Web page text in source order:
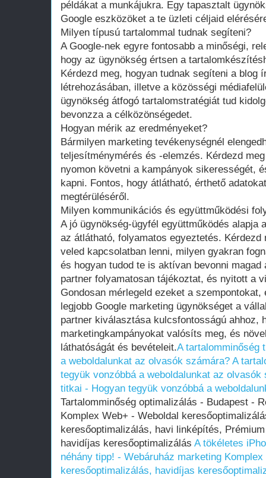
példákat a munkájukra. Egy tapasztalt
Google eszközöket a te üzleti céljaid
Milyen típusú tartalommal tudnak segíteni?
A Google-nek egyre fontosabb a minőségi,
hogy az ügynökség értsen a
Kérdezd meg, hogyan tudnak segíteni a blog
létrehozásában, illetve a közösségi
ügynökség átfogó tartalomstratégiát tud
bevonzza a célközönségedet.
Hogyan mérik az eredményeket?
Bármilyen marketing tevékenységnél
teljesítménymérés és -elemzés. Kérdezd
nyomon követni a kampányok sikerességét,
kapni. Fontos, hogy átlátható, érthető
megtérüléséről.
Milyen kommunikációs és együttműködési
A jó ügynökség-ügyfél együttműködés alapja
az átlátható, folyamatos egyeztetés. Kérdezd
veled kapcsolatban lenni, milyen gyakran
és hogyan tudod te is aktívan bevonni
partner folyamatosan tájékoztat, és nyitott a
Gondosan mérlegeld ezeket a
legjobb Google marketing ügynökséget a
partner kiválasztása kulcsfontosságú ahhoz,
marketingkampányokat valósíts meg, és
láthatóságát és bevételeit.A tartalomminőség
a weboldalunkat az olvasók számára? A
tegyük vonzóbbá a weboldalunkat az olvasók
titkai - Hogyan tegyük vonzóbbá a
Tartalomminőség optimalizálás - Budapest -
Komplex Web+ - Weboldal
keresőoptimalizálás, havi linképítés,
havidíjas keresőoptimalizálás A tökéletes
néhány tipp! - Webáruház marketing
keresőoptimalizálás, havidíjas